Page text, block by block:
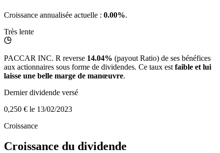
Croissance annualisée actuelle : 0.00%.
Très lente
PACCAR INC. R reverse 14.04% (payout Ratio) de ses bénéfices
aux actionnaires sous forme de dividendes. Ce taux est faible et lui
laisse une belle marge de manœuvre.
Dernier dividende versé
0,250 € le 13/02/2023
Croissance
Croissance du dividende